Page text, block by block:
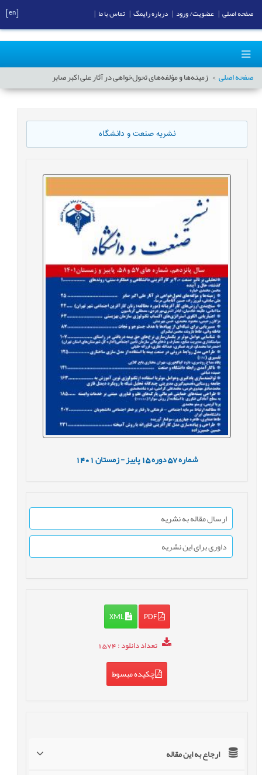
صفحه اصلی زمینه‌ها و مؤلفه‌های تحول‌خواهی در آثار علی اکبر صابر
نشریه صنعت و دانشگاه
شماره57 دوره15 پاییز - زمستان1401
ارسال مقاله به نشریه
داوری برای این نشریه
PDF
XML
تعداد دانلود: 1574
چکیده مبسوط
ارجاع به این مقاله
صفحه اصلی عضویت/ ورود درباره رایمگ تماس با ما